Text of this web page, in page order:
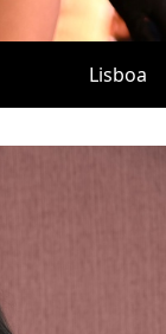
Lisboa